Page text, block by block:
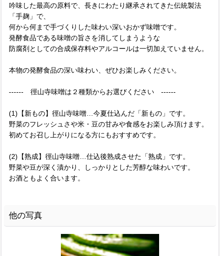
吟味した最高の原料で、長きにわたり継承されてきた伝統製法
「手麹」で、
何から何まで手づくりした味わい深いおかず味噌です。
発酵食品である味噌の旨さを消してしまうような
防腐剤としての合成保存料やアルコールは一切加えていません。
本物の発酵食品の深い味わい、ぜひお楽しみください。
------ 徑山寺味噌は２種類からお選びください ------
(1)【新もの】徑山寺味噌…今夏仕込んだ「新もの」です。
野菜のフレッシュさや米・豆の甘みや食感をお楽しみ頂けます。
初めてお召し上がりになる方にもおすすめです。
(2)【熟成】徑山寺味噌…仕込後熟成させた「熟成」です。
野菜や豆が深く漬かり、しっかりとした芳醇な味わいです。
お酒ともよく合います。
他の写真